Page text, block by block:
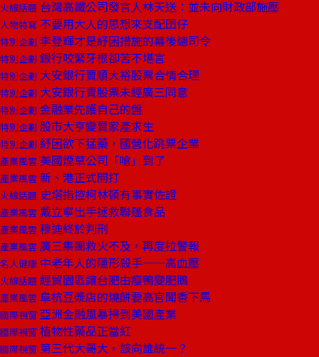
火線話題 台灣高鐵公司發言人林天送：並未向財政部施壓
人物特寫 不要用大人的思想來支配囝仔
特別企劃 李登輝才是紓困措施的幕後總司令
特別企劃 銀行咬緊牙根卻苦不堪言
特別企劃 大安銀行賣順大裕股票合情合理
特別企劃 大安銀行賣股票未經廣三同意
特別企劃 金融業先護自己的盤
特別企劃 股市大亨變賣家產求生
特別企劃 紓困欲下猛藥，國營化跳票企業
產業風雲 美國煙草公司「嗆」到了
產業風雲 新、港正式開打
火線話題 史塔指控柯林頓有事實佐證
產業風雲 戴立寧出手拯救聯蓬食品
產業風雲 穆迪終於判刑
產業風雲 廣三集團救火不及，再度拉警報
名人健康 中老年人的隱形殺手——高血壓
火線話題 經貿園區讓台肥由瘦鴨變肥鵝
產業風雲 阜杭豆漿店的燒餅要高官聞香下馬
國際視窗 亞洲金融風暴掃到美國產業
國際視窗 植物性藥品正當紅
國際視窗 第三代大哥大，該向誰統一？